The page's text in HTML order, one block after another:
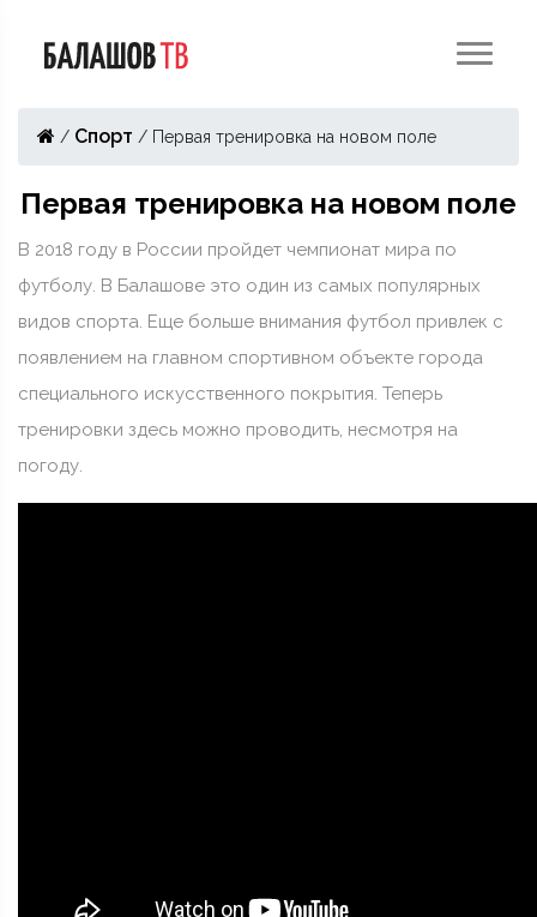
/ Спорт / Первая тренировка на новом поле
Первая тренировка на новом поле
В 2018 году в России пройдет чемпионат мира по
футболу. В Балашове это один из самых популярных
видов спорта. Еще больше внимания футбол привлек с
появлением на главном спортивном объекте города
специального искусственного покрытия. Теперь
тренировки здесь можно проводить, несмотря на
погоду.